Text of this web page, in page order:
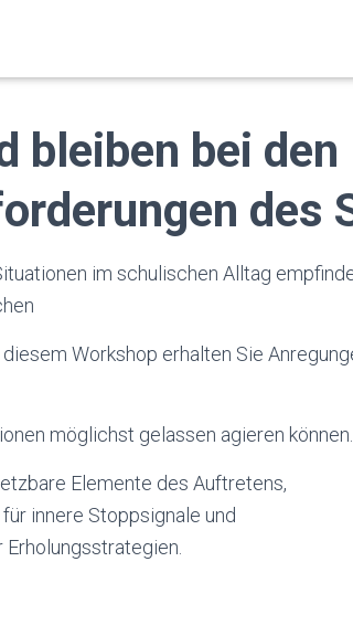
bleiben bei den
des
im schulischen Alltag
diesem Workshop erhalten Sie
möglichst gelassen agieren können.
Elemente des Auftretens,
für innere Stoppsignale und
Erholungsstrategien.